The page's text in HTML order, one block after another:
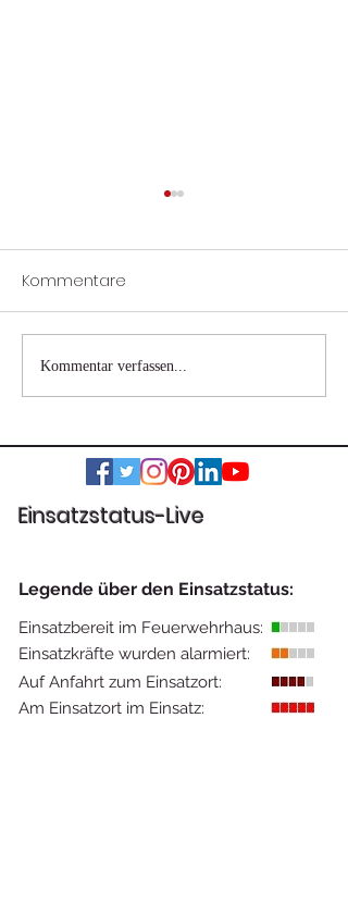
Wohnhausbrand
Nestelbach bei Graz
Kommentare
Kommentar verfassen...
Einsatzstatus-Live
Legende über den Einsatzstatus:
Einsatzbereit im Feuerwehrhaus:
Einsatzkräfte wurden alarmiert:
Auf Anfahrt zum Einsatzort:
Am Einsatzort im Einsatz: